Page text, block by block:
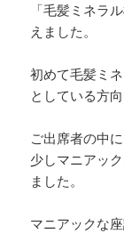
「毛髪ミネラ
えました。
初めて毛髪ミ
としている方
ご出席者の中
少しマニアッ
ました。
マニアックな